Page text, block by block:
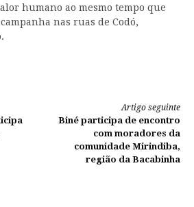
humano ao mesmo tempo que
nas ruas de Codó,
Artigo seguinte
Biné participa de encontro
com moradores da
comunidade Mirindiba,
região da Bacabinha